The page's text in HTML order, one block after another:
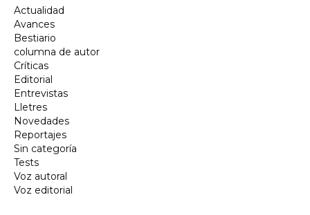
Actualidad
Avances
Bestiario
columna de autor
Críticas
Editorial
Entrevistas
Lletres
Novedades
Reportajes
Sin categoría
Tests
Voz autoral
Voz editorial